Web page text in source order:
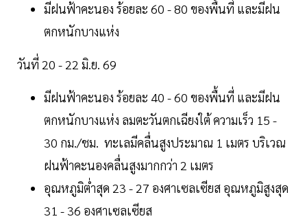
มีฝนฟ้าคะนอง ร้อยละ 60 - 80 ของพื้นที่ และมีฝน
ตกหนักบางแห่ง
วันที่ 20 - 22 มิ.ย. 69
มีฝนฟ้าคะนอง ร้อยละ 40 - 60 ของพื้นที่ และมีฝน
ตกหนักบางแห่ง ลมตะวันตกเฉียงใต้ ความเร็ว 15 -
30 กม./ชม. ทะเลมีคลื่นสูงประมาณ 1 เมตร บริเวณ
ฝนฟ้าคะนองคลื่นสูงมากกว่า 2 เมตร
อุณหภูมิต่ำสุด 23 - 27 องศาเซลเซียส อุณหภูมิสูงสุด
31 - 36 องศาเซลเซียส